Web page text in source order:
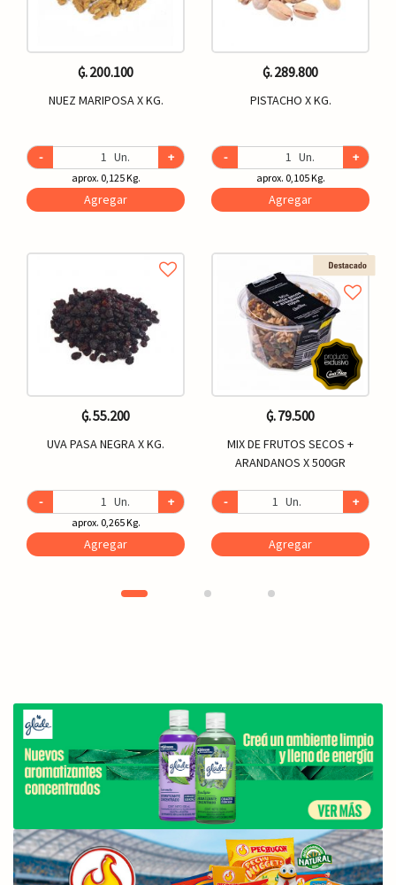
₲. 200.100
NUEZ MARIPOSA X KG.
- Un. +
aprox. 0,125 Kg.
Agregar
₲. 55.200
UVA PASA NEGRA X KG.
- Un. +
aprox. 0,265 Kg.
Agregar
₲. 289.800
PISTACHO X KG.
- Un. +
aprox. 0,105 Kg.
Agregar
₲. 79.500
MIX DE FRUTOS SECOS +
ARANDANOS X 500GR
- Un. +
Agregar